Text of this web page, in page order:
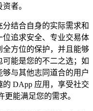
者。
结合自身的实际需求和
追求安全、专业交易体
方位的保护，并且能够
能是您的不二之选；如
与其他志同道合的用户
DApp 应用，享受社交
能满足您的需求。